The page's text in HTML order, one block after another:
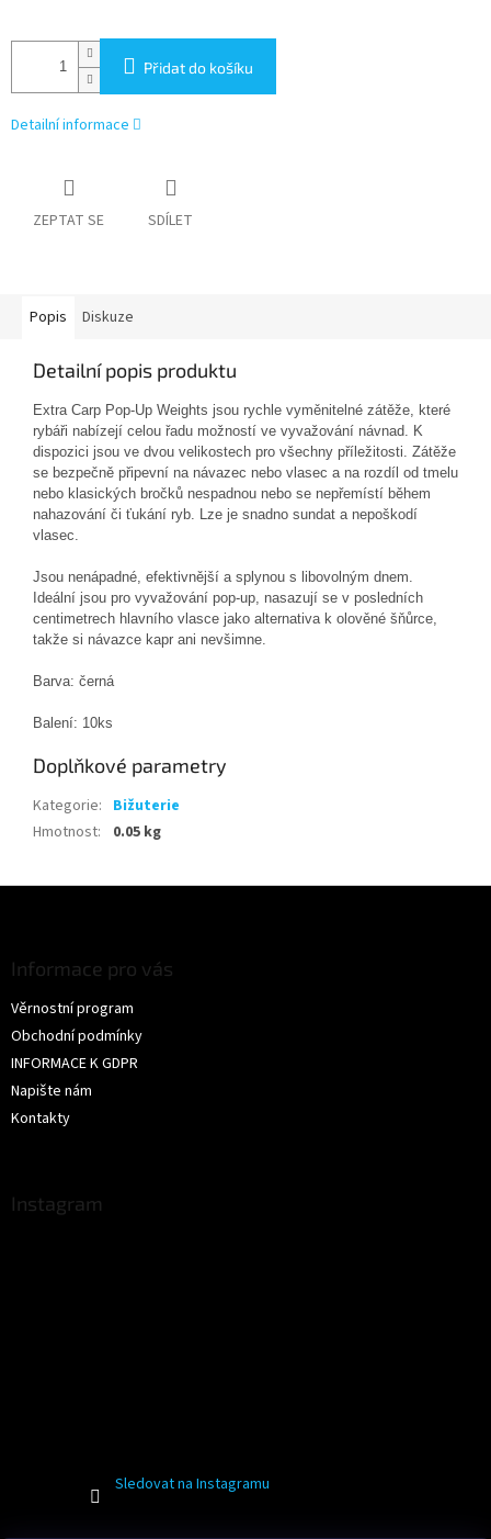
Přidat do košíku
Detailní informace
ZEPTAT SE SDÍLET
Popis Diskuze
Detailní popis produktu
Extra Carp Pop-Up Weights jsou rychle vyměnitelné zátěže, které
rybáři nabízejí celou řadu možností ve vyvažování návnad. K
dispozici jsou ve dvou velikostech pro všechny příležitosti. Zátěže
se bezpečně připevní na návazec nebo vlasec a na rozdíl od tmelu
nebo klasických bročků nespadnou nebo se nepřemístí během
nahazování či ťukání ryb. Lze je snadno sundat a nepoškodí
vlasec.
Jsou nenápadné, efektivnější a splynou s libovolným dnem.
Ideální jsou pro vyvažování pop-up, nasazují se v posledních
centimetrech hlavního vlasce jako alternativa k olověné šňůrce,
takže si návazce kapr ani nevšimne.
Barva: černá
Balení: 10ks
Doplňkové parametry
Kategorie: Bižuterie
Hmotnost: 0.05 kg
Informace pro vás
Věrnostní program
Obchodní podmínky
INFORMACE K GDPR
Napište nám
Kontakty
Instagram
Sledovat na Instagramu